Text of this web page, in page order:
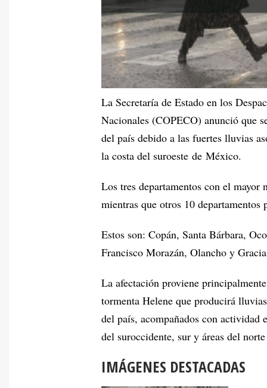
La Secretaría de Estado en los
Nacionales (COPECO) anunció que
del país debido a las fuertes lluvias
la costa del suroeste de México.
Los tres departamentos con el
mientras que otros 10 departamentos
Estos son: Copán, Santa Bárbara,
Francisco Morazán, Olancho y
La afectación proviene
tormenta Helene que producirá
del país, acompañados con actividad
del suroccidente, sur y áreas del
IMÁGENES DESTACADAS